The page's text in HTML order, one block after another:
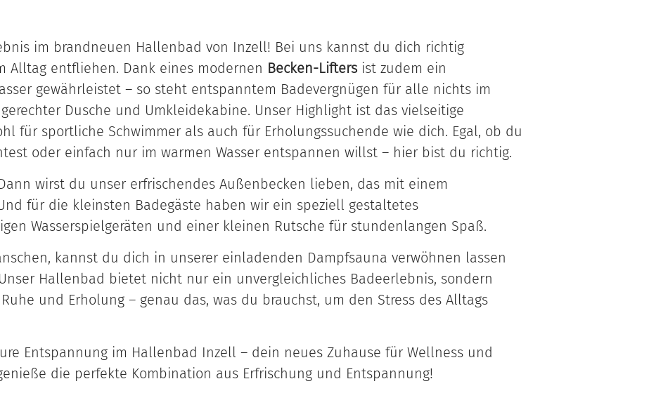
im brandneuen Hallenbad von Inzell! Bei uns kannst du dich richtig
Alltag entfliehen. Dank eines modernen Becken-Liftersist zudem ein
gewährleistet – so steht entspanntem Badevergnügen für alle nichts im
Dusche und Umkleidekabine. Unser Highlight ist das vielseitige
für sportliche Schwimmer als auch für Erholungssuchende wie dich. Egal, ob du
oder einfach nur im warmen Wasser entspannen willst – hier bist du richtig.
wirst du unser erfrischendes Außenbecken lieben, das mit einem
für die kleinsten Badegäste haben wir ein speziell gestaltetes
Wasserspielgeräten und einer kleinen Rutsche für stundenlangen Spaß.
kannst du dich in unserer einladenden Dampfsauna verwöhnen lassen
Hallenbad bietet nicht nur ein unvergleichliches Badeerlebnis, sondern
und Erholung – genau das, was du brauchst, um den Stress des Alltags
Entspannung im Hallenbad Inzell – dein neues Zuhause für Wellness und
die perfekte Kombination aus Erfrischung und Entspannung!